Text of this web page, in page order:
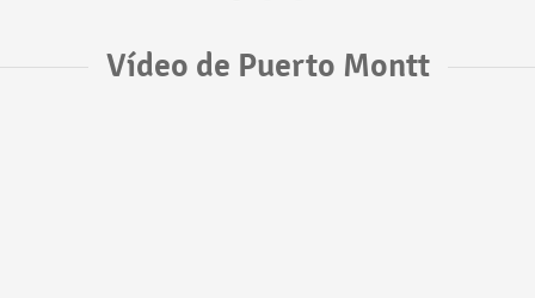
Vídeo de Puerto Montt